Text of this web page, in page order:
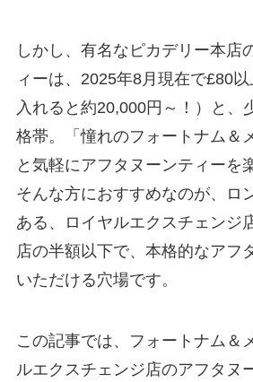
しかし、有名なピカデリー本店
ィーは、2025年8月現在で£80
入れると約20,000円～！）と、
格帯。「憧れのフォートナム＆
と気軽にアフタヌーンティーを
そんな方におすすめなのが、ロ
ある、ロイヤルエクスチェンジ
店の半額以下で、本格的なアフ
いただける穴場です。
この記事では、フォートナム＆
ルエクスチェンジ店のアフタヌ